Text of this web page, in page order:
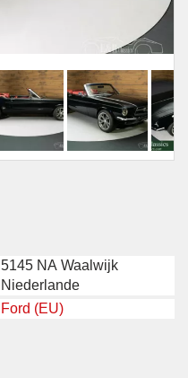
5145 NA Waalwijk
Niederlande
Ford (EU)